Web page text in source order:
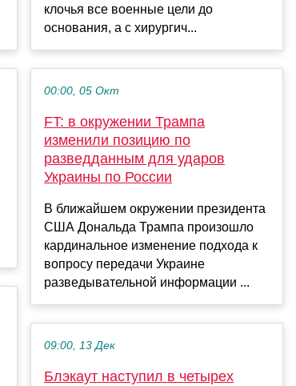
клочья все военные цели до
основания, а с хирургич...
00:00, 05 Окт
FT: в окружении Трампа
изменили позицию по
разведданным для ударов
Украины по России
В ближайшем окружении президента
США Дональда Трампа произошло
кардинальное изменение подхода к
вопросу передачи Украине
разведывательной информации ...
09:00, 13 Дек
Блэкаут наступил в четырех